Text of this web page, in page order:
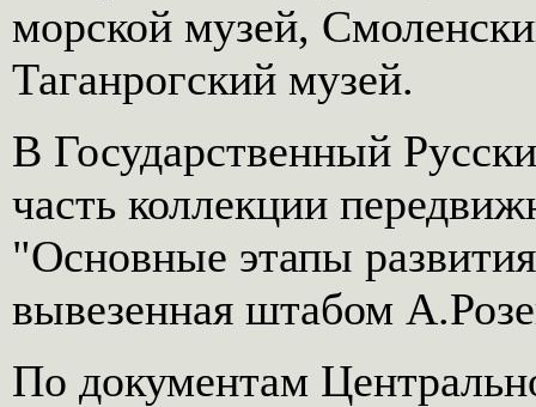
морской музей,
Таганрогский музей.
В Государственный
часть коллекции
"Основные этапы
вывезенная штабом
По документам